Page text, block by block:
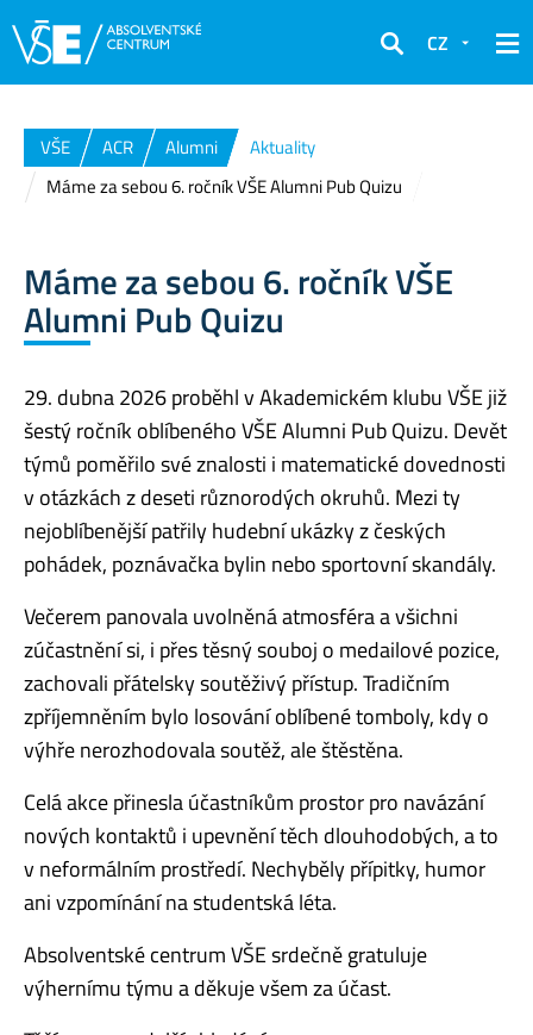
Hledat
CZ
VŠE ACR Alumni
Aktuality
Máme za sebou 6. ročník VŠE Alumni Pub Quizu
Máme za sebou 6. ročník VŠE
Alumni Pub Quizu
29. dubna 2026 proběhl v Akademickém klubu VŠE již
šestý ročník oblíbeného VŠE Alumni Pub Quizu. Devět
týmů poměřilo své znalosti i matematické dovednosti
v otázkách z deseti různorodých okruhů. Mezi ty
nejoblíbenější patřily hudební ukázky z českých
pohádek, poznávačka bylin nebo sportovní skandály.
Večerem panovala uvolněná atmosféra a všichni
zúčastnění si, i přes těsný souboj o medailové pozice,
zachovali přátelsky soutěživý přístup. Tradičním
zpříjemněním bylo losování oblíbené tomboly, kdy o
výhře nerozhodovala soutěž, ale štěstěna.
Celá akce přinesla účastníkům prostor pro navázání
nových kontaktů i upevnění těch dlouhodobých, a to
v neformálním prostředí. Nechyběly přípitky, humor
ani vzpomínání na studentská léta.
Absolventské centrum VŠE srdečně gratuluje
výhernímu týmu a děkuje všem za účast.